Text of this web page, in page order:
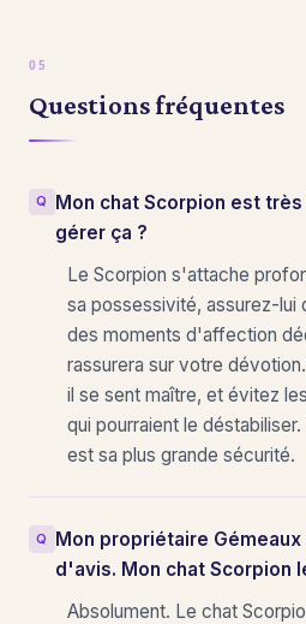
Questions fréquentes
Mon chat Scorpion est
gérer ça ?
Le Scorpion s'attache
sa possessivité, assurez-lui
des moments d'affection
rassurera sur votre
il se sent maître, et évitez
qui pourraient le
est sa plus grande sécurité.
Mon propriétaire
d'avis. Mon chat Scorpion
Absolument. Le chat